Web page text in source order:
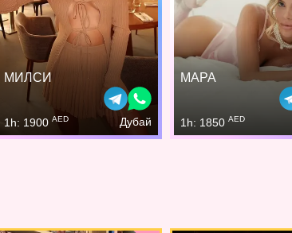
МИЛСИ
1h: 1900 AED Дубай
МАРА
1h: 1850 AED